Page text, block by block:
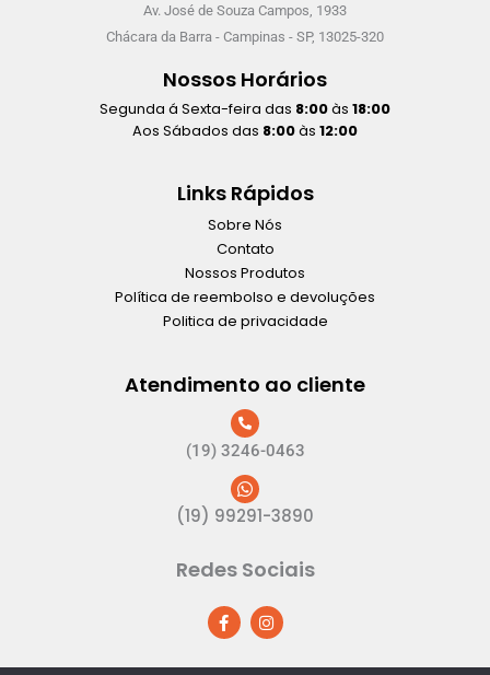
Av. José de Souza Campos, 1933
Chácara da Barra - Campinas - SP, 13025-320
Nossos Horários
Segunda á Sexta-feira das 8:00às 18:00
Aos Sábados das 8:00às 12:00
Links Rápidos
Sobre Nós
Contato
Nossos Produtos
Política de reembolso e devoluções
Politica de privacidade
Atendimento ao cliente
(19) 3246-0463
(19) 99291-3890
Redes Sociais
F
a
c
e
I
n
s
t